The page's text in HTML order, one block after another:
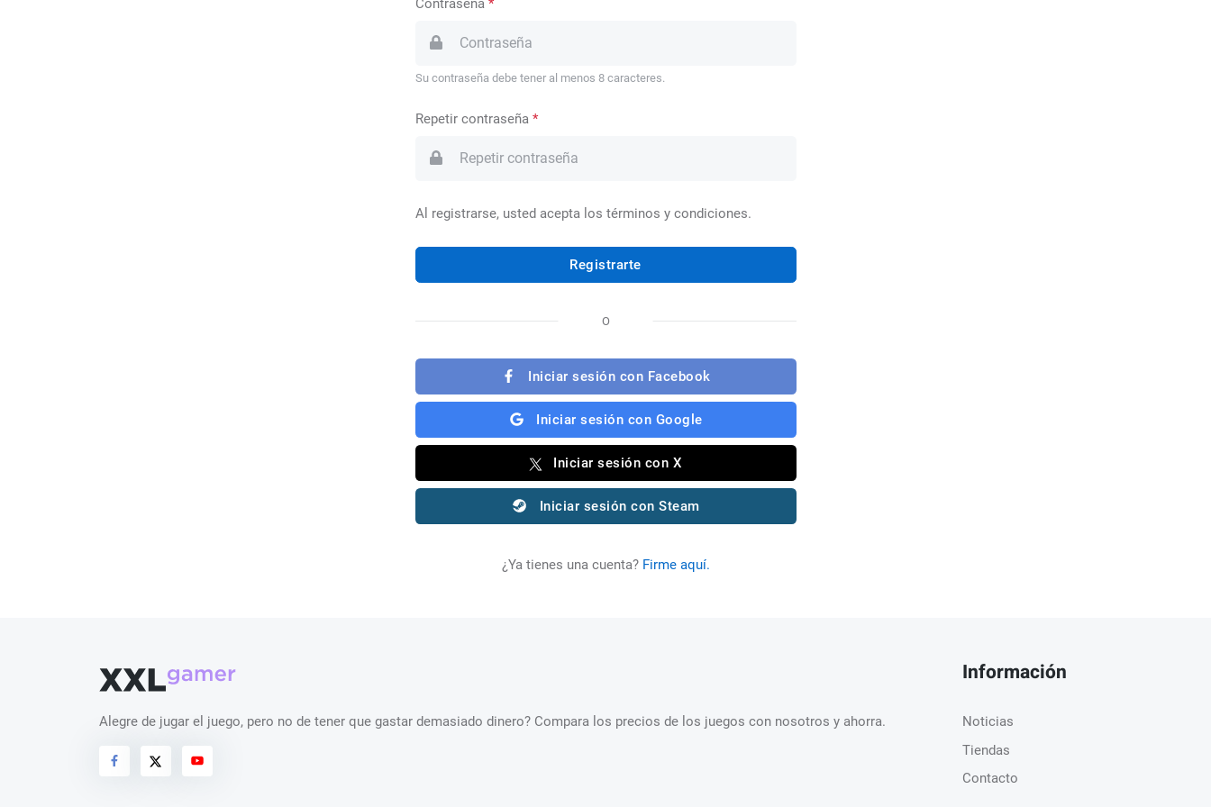
Contraseña *
Su contraseña debe tener al menos 8 caracteres.
Repetir contraseña *
Al registrarse, usted acepta los términos y condiciones.
Registrarte
O
Iniciar sesión con Facebook
Iniciar sesión con Google
Iniciar sesión con X
Iniciar sesión con Steam
¿Ya tienes una cuenta? Firme aquí.
Alegre de jugar el juego, pero no de tener que gastar demasiado dinero? Compara los precios de los juegos con nosotros y ahorra.
Información
Noticias
Tiendas
Contacto